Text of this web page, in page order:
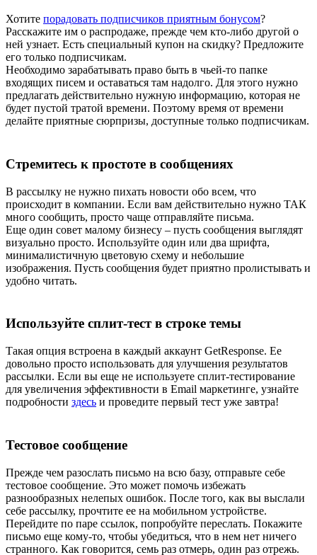
Хотите порадовать подписчиков приятным бонусом?
Расскажите им о распродаже, прежде чем кто-либо другой о
ней узнает. Есть специальный купон на скидку? Предложите
его только подписчикам.
Необходимо зарабатывать право быть в чьей-то папке
входящих писем и оставаться там надолго. Для этого нужно
предлагать действительно нужную информацию, которая не
будет пустой тратой времени. Поэтому время от времени
делайте приятные сюрпризы, доступные только подписчикам.
Стремитесь к простоте в сообщениях
В рассылку не нужно пихать новости обо всем, что
происходит в компании. Если вам действительно нужно ТАК
много сообщить, просто чаще отправляйте письма.
Еще один совет малому бизнесу – пусть сообщения выглядят
визуально просто. Используйте один или два шрифта,
минималистичную цветовую схему и небольшие
изображения. Пусть сообщения будет приятно пролистывать и
удобно читать.
Используйте сплит-тест в строке темы
Такая опция встроена в каждый аккаунт GetResponse. Ее
довольно просто использовать для улучшения результатов
рассылки. Если вы еще не используете сплит-тестирование
для увеличения эффективности в Email маркетинге, узнайте
подробности здесь и проведите первый тест уже завтра!
Тестовое сообщение
Прежде чем разослать письмо на всю базу, отправьте себе
тестовое сообщение. Это может помочь избежать
разнообразных нелепых ошибок. После того, как вы выслали
себе рассылку, прочтите ее на мобильном устройстве.
Перейдите по паре ссылок, попробуйте переслать. Покажите
письмо еще кому-то, чтобы убедиться, что в нем нет ничего
странного. Как говорится, семь раз отмерь, один раз отрежь.